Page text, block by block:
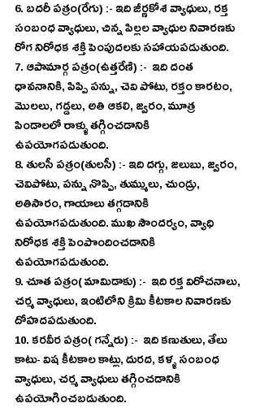
6. బదరీ పత్రం(రేగు) :- ఇది జీర్ణకోశ వ్యాధులు, రక్త
సంబంధ వ్యాధులు, చిన్న పిల్లల వ్యాధుల నివారణకు
రోగ నిరోధక శక్తి పెంపుదలకు సహాయపడుతుంది.
7. ఆపామార్గ పత్రం(ఉత్తరేణి) :-  ఇది దంత
ధావనానికి, పిప్పి పన్ను, చెవి పోటు, రక్తం కారటం,
మొలలు, గడ్డలు, అతి ఆకలి, జ్వరం, మూత్ర
పిండాలలో రాళ్ళు తగ్గించడానికి
ఉపయోగపడుతుంది.
8. తులసీ పత్రం(తులసీ) :- ఇది దగ్గు, జలుబు, జ్వరం,
చెవిపోటు, పన్ను నొప్పి, తుమ్ములు, చుండ్రు,
అతిసారం, గాయాలు తగ్గడానికి
ఉపయోగపడుతుంది. ముఖ సౌందర్యం, వ్యాధి
నిరోధక శక్తి పెంపొందించడానికి
ఉపయోగపడుతుంది.
9. చూత పత్రం( మామిడాకు) :-  ఇది రక్త విరోచనాలు,
చర్మ వ్యాధులు, ఇంటిలోని క్రిమి కీటకాల నివారణకు
దోహదపడుతుంది.
10. కరవీర పత్రం( గన్నేరు) :-  ఇది కణుతులు, తేలు
కాటు- విష కీటకాల కాట్లు, దురద, కళ్ళ సంబంధ
వ్యాధులు, చర్మ వ్యాధులు తగ్గించడానికి
ఉపయోగించబడుతుంది.